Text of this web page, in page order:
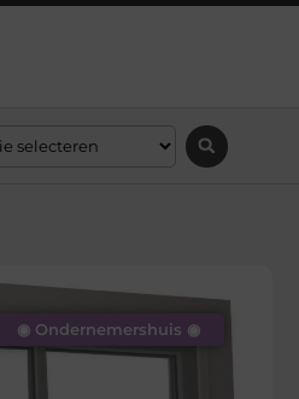
◉ Ondernemershuis ◉